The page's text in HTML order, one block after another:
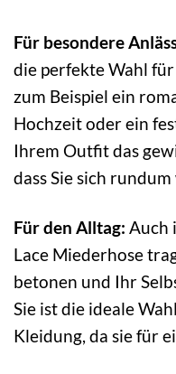
Für besondere
die perfekte Wahl
zum Beispiel ein
Hochzeit oder ein
Ihrem Outfit das
dass Sie sich
Für den Alltag: Auch
Lace Miederhose
betonen und Ihr
Sie ist die ideale
Kleidung, da sie für